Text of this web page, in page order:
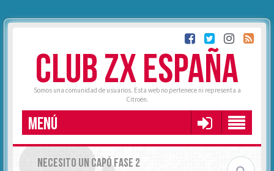
CLUB ZX ESPAÑA
Somos una comunidad de usuarios. Esta web no pertenece ni representa a
Citroën.
MENÚ
NECESITO UN CAPÓ FASE 2